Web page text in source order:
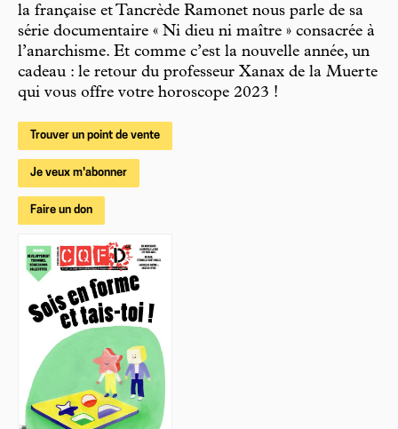
la française et Tancrède Ramonet nous parle de sa
série documentaire « Ni dieu ni maître » consacrée à
l’anarchisme. Et comme c’est la nouvelle année, un
cadeau : le retour du professeur Xanax de la Muerte
qui vous offre votre horoscope 2023 !
Trouver un point de vente
Je veux m'abonner
Faire un don